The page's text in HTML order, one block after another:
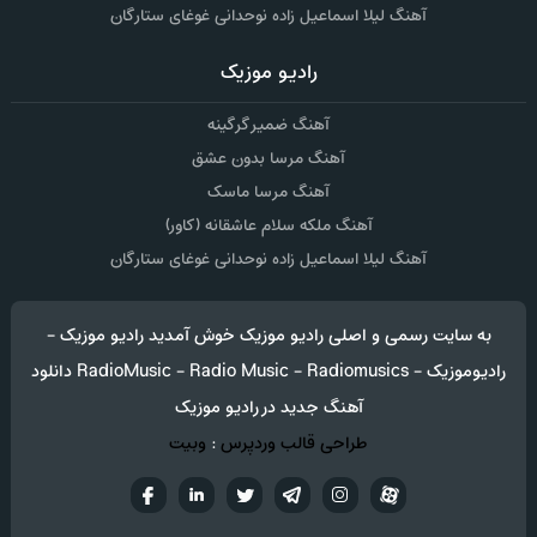
آهنگ لیلا اسماعیل زاده نوحدانی غوغای ستارگان
رادیو موزیک
آهنگ ضمیر گرگینه
آهنگ مرسا بدون عشق
آهنگ مرسا ماسک
آهنگ ملکه سلام عاشقانه (کاور)
آهنگ لیلا اسماعیل زاده نوحدانی غوغای ستارگان
به سایت رسمی و اصلی رادیو موزیک خوش آمدید رادیو موزیک -
رادیوموزیک - RadioMusic - Radio Music - Radiomusics دانلود
آهنگ جدید در رادیو موزیک
طراحی قالب وردپرس: وبیت
تويترتلگراماینستاگرام آپارات